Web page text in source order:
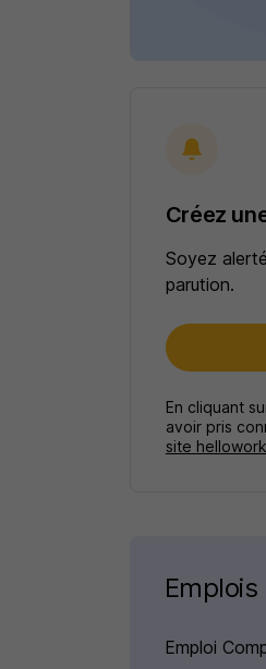
Créez
Soyez
parution.
En cliquant
avoir pris
site
Emplois
Emploi